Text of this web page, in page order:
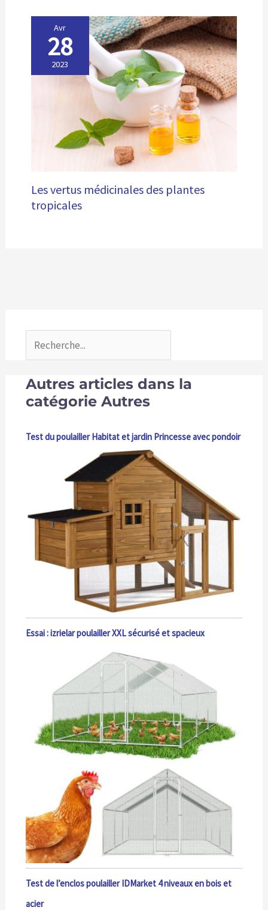
Avr
28
2023
Les vertus médicinales des plantes
tropicales
Autres articles dans la
catégorie Autres
Test du poulailler Habitat et jardin Princesse avec pondoir
Essai : izrielar poulailler XXL sécurisé et spacieux
Test de l’enclos poulailler IDMarket 4 niveaux en bois et
acier